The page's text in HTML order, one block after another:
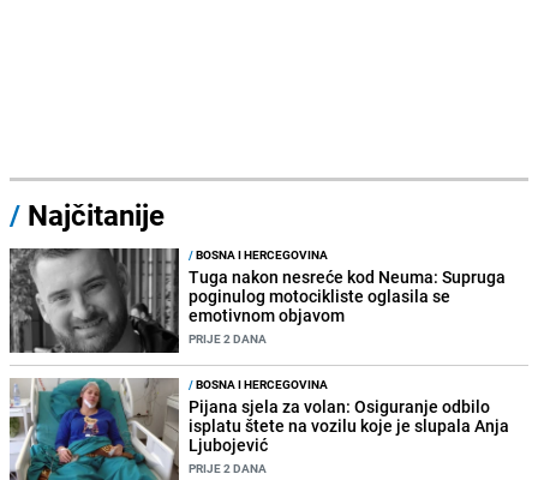
/ Najčitanije
/BOSNA I HERCEGOVINA
Tuga nakon nesreće kod Neuma: Supruga
poginulog motocikliste oglasila se
emotivnom objavom
PRIJE 2 DANA
/BOSNA I HERCEGOVINA
Pijana sjela za volan: Osiguranje odbilo
isplatu štete na vozilu koje je slupala Anja
Ljubojević
PRIJE 2 DANA